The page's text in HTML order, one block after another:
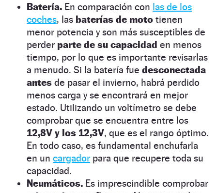
Batería. En comparación con las de los
coches, las baterías de moto tienen
menor potencia y son más susceptibles de
perder parte de su capacidad en menos
tiempo, por lo que es importante revisarlas
a menudo. Si la batería fue desconectada
antes de pasar el invierno, habrá perdido
menos carga y se encontrará en mejor
estado. Utilizando un voltímetro se debe
comprobar que se encuentra entre los
12,8V y los 12,3V, que es el rango óptimo.
En todo caso, es fundamental enchufarla
en un cargador para que recupere toda su
capacidad.
Neumáticos. Es imprescindible comprobar